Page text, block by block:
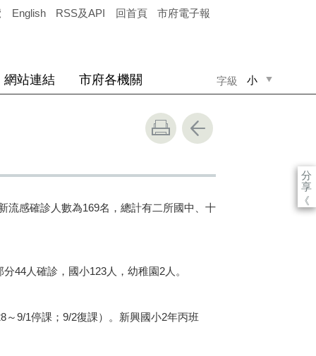
English RSS及API 回首頁 市府電子報
字級 小
網站連結 市府各機關
分
享
《
感確診人數為169名，總計有二所國中、十
人確診，國小123人，幼稚園2人。
9/1停課；9/2復課）。新興國小2年丙班